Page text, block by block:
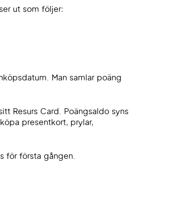
ut som följer:
Man samlar poäng
Resurs Card. Poängsaldo syns
presentkort, prylar,
för första gången.